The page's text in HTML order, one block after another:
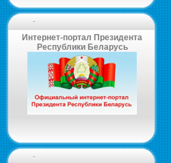
-
Интернет-портал Президента
Республики Беларусь
-